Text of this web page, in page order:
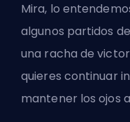
Mira, lo
algunos partidos
una racha de
quieres continuar
mantener los ojos